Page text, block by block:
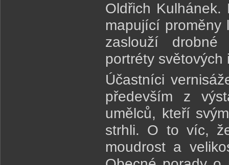
Oldřich Kulhánek.
mapující proměny
zaslouží drobné
portréty
Účastníci
především z
umělců, kteří
strhli. O to víc,
moudrost a